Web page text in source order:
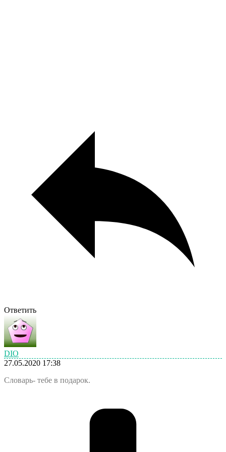
Ответить
DIO
27.05.2020 17:38
Словарь- тебе в подарок.